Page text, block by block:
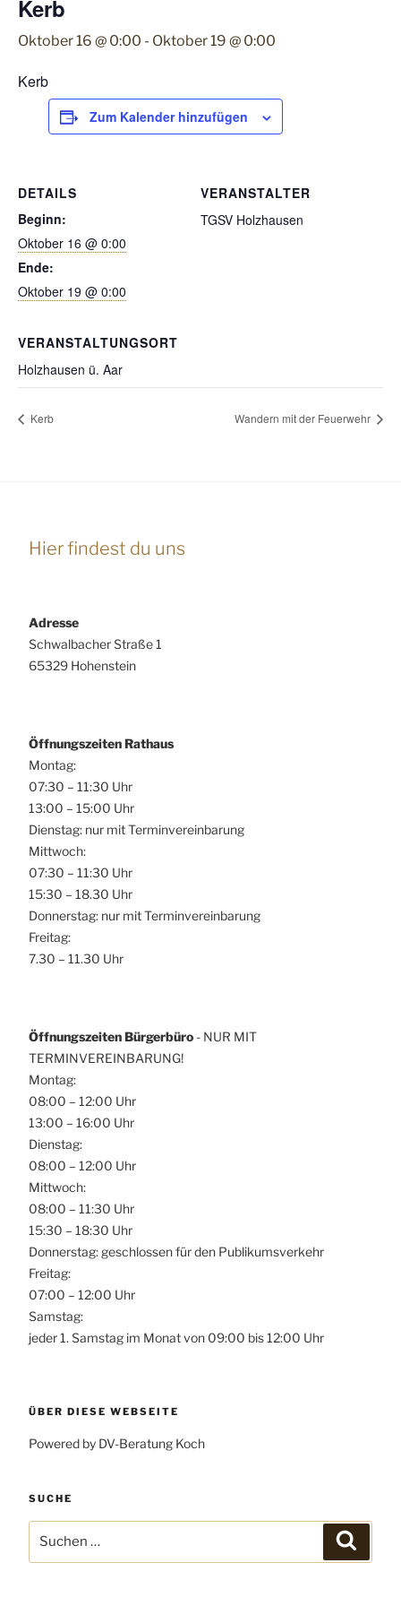
Kerb
Oktober 16 @ 0:00 - Oktober 19 @ 0:00
Kerb
Zum Kalender hinzufügen
DETAILS
Beginn:
Oktober 16 @ 0:00
Ende:
Oktober 19 @ 0:00
VERANSTALTER
TGSV Holzhausen
VERANSTALTUNGSORT
Holzhausen ü. Aar
Kerb Wandern mit der Feuerwehr
Hier findest du uns
Adresse
Schwalbacher Straße 1
65329 Hohenstein
Öffnungszeiten Rathaus
Montag:
07:30 – 11:30 Uhr
13:00 – 15:00 Uhr
Dienstag: nur mit Terminvereinbarung
Mittwoch:
07:30 – 11:30 Uhr
15:30 – 18.30 Uhr
Donnerstag: nur mit Terminvereinbarung
Freitag:
7.30 – 11.30 Uhr
Öffnungszeiten Bürgerbüro - NUR MIT
TERMINVEREINBARUNG!
Montag:
08:00 – 12:00 Uhr
13:00 – 16:00 Uhr
Dienstag:
08:00 – 12:00 Uhr
Mittwoch:
08:00 – 11:30 Uhr
15:30 – 18:30 Uhr
Donnerstag: geschlossen für den Publikumsverkehr
Freitag:
07:00 – 12:00 Uhr
Samstag:
jeder 1. Samstag im Monat von 09:00 bis 12:00 Uhr
ÜBER DIESE WEBSEITE
Powered by DV-Beratung Koch
SUCHE
nach: